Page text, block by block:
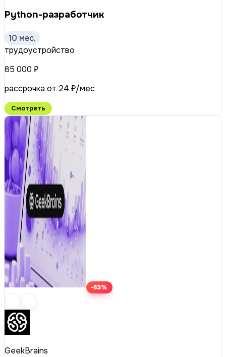
Python-разработчик
10 мес.
трудоустройство
85 000 ₽
рассрочка от 24 ₽/мес
Смотреть
-63%
GeekBrains